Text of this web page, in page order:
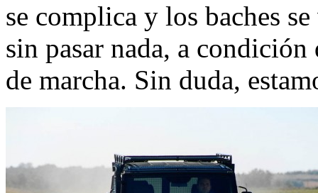
se complica y los baches
sin pasar nada, a
de marcha. Sin duda,